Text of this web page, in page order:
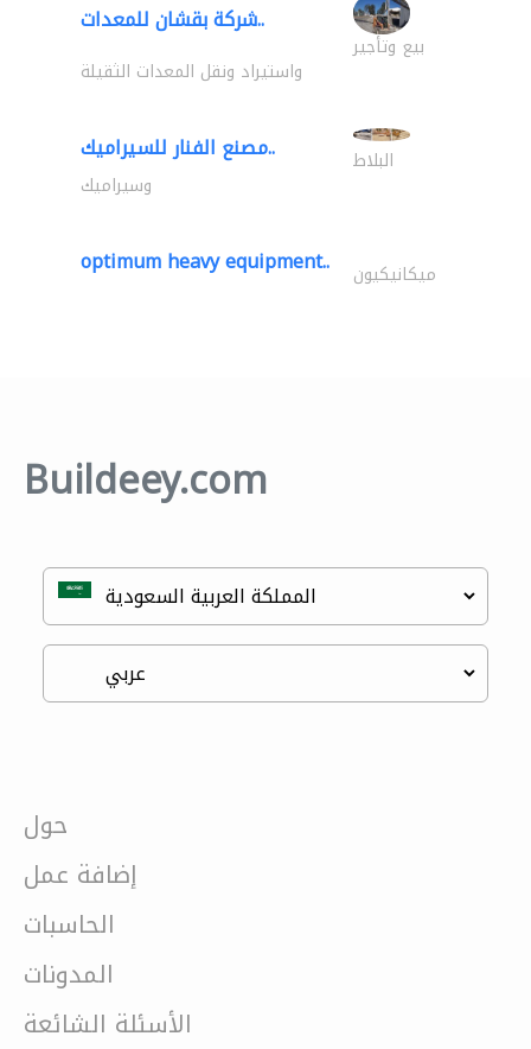
شركة بقشان للمعدات..
بيع وتأجير
واستيراد ونقل المعدات الثقيلة
مصنع الفنار للسيراميك.. البلاط
وسيراميك
optimum heavy equipment.. ميكانيكيون
Buildeey.com
حول
إضافة عمل
الحاسبات
المدونات
الأسئلة الشائعة